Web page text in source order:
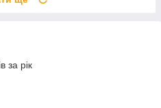
за рік